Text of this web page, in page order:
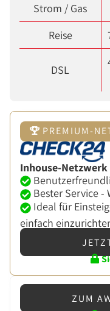
Strom / Gas
Reise
DSL
PREMIUM-
Inhouse-Netzwerk
Bester Service -
Ideal für
einfach
ZUM